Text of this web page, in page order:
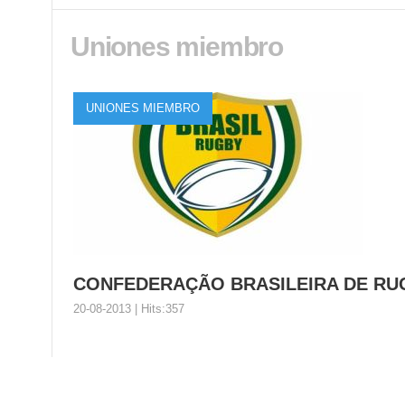
Get into Rugby Uruguay
Uniones miembro
UNIONES MIEMBRO
CONFEDERAÇÃO BRASILEIRA DE
20-08-2013 | Hits:357
CONFEDERAÇÃO BRASILEIRA DE